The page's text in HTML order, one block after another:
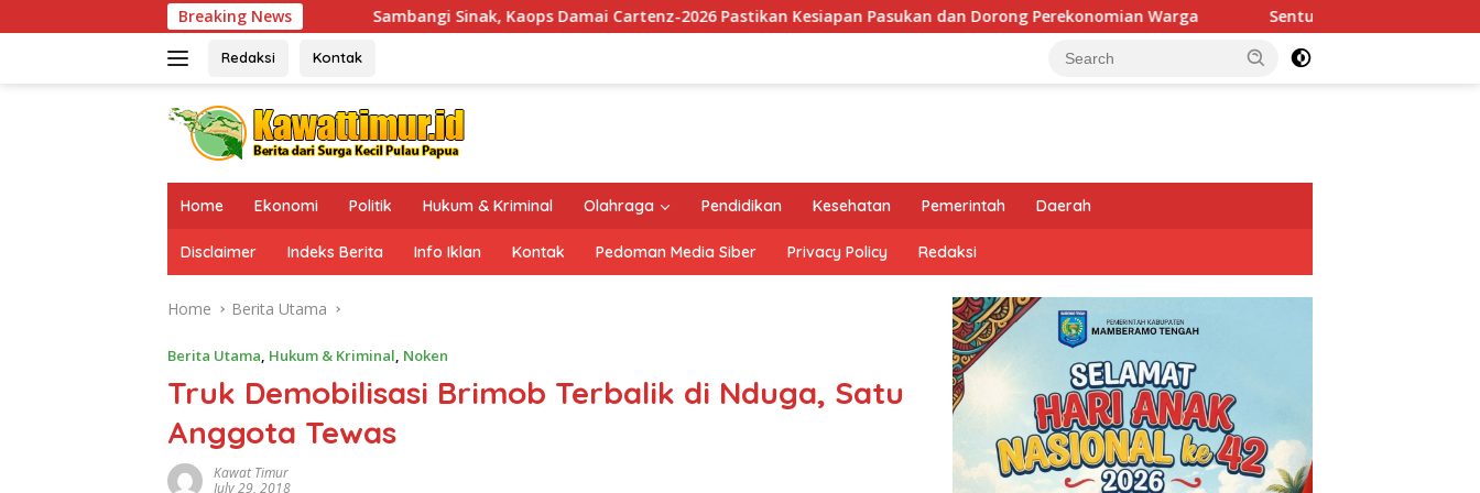
to
Breaking News
Sambangi Sinak, Kaops Damai Cartenz-2026 Pastikan Kesiapan Pasukan dan Dorong Perekonomian Warga Sentuhan Humanis di Puncak Jaya: Saat Satgas
Redaksi Kontak
Home Ekonomi Politik Hukum & Kriminal Olahraga Pendidikan Kesehatan Pemerintah Daerah
Disclaimer Indeks Berita Info Iklan Kontak Pedoman Media Siber Privacy Policy Redaksi
Home Berita Utama
Berita Utama, Hukum & Kriminal, Noken
Truk Demobilisasi Brimob Terbalik di Nduga, Satu
Anggota Tewas
Kawat Timur
July 29, 2018